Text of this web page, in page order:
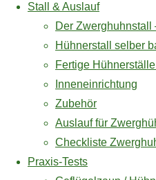
Stall & Auslauf
Der
Hühnerstall selber
Fertige
Inneneinrichtung
Zubehör
Auslauf für
Checkliste
Praxis-Tests
Rassen
Rassen
*
Preis: €
Jetzt auf Amazon
zzgl.
Zuletzt aktualisiert
-Anzeige-